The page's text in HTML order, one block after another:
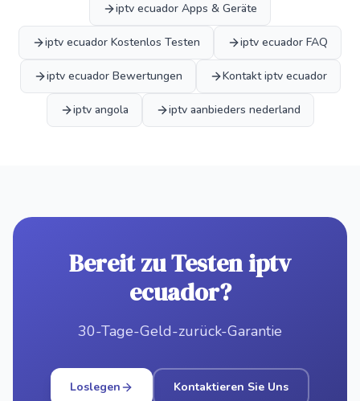
iptv ecuador Apps & Geräte
iptv ecuador Kostenlos Testen iptv ecuador FAQ
iptv ecuador Bewertungen Kontakt iptv ecuador
iptv angola iptv aanbieders nederland
Bereit zu Testen iptv
ecuador?
30-Tage-Geld-zurück-Garantie
Loslegen Kontaktieren Sie Uns